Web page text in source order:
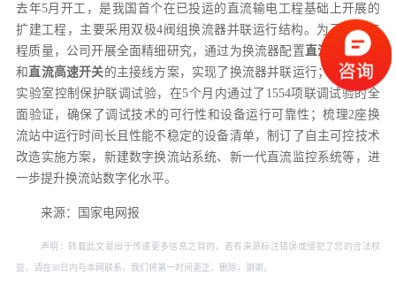
去年5月开工，是我国首个在已投运的直流输电工程基础上开展的
扩建工程，主要采用双极4阀组换流器并联运行结构。为了保障工
程质量，公司开展全面精细研究，通过为换流器配置直流转换开关
和直流高速开关的主接线方案，实现了换流器并联运行；提前开展
实验室控制保护联调试验，在5个月内通过了1554项联调试验的全
面验证，确保了调试技术的可行性和设备运行可靠性；梳理2座换
流站中运行时间长且性能不稳定的设备清单，制订了自主可控技术
改造实施方案，新建数字换流站系统、新一代直流监控系统等，进
一步提升换流站数字化水平。
来源：国家电网报
声明：转载此文是出于传递更多信息之目的，若有来源标注错误或侵犯了您的合法权
益，请在30日内与本网联系，我们将第一时间更正、删除，谢谢。